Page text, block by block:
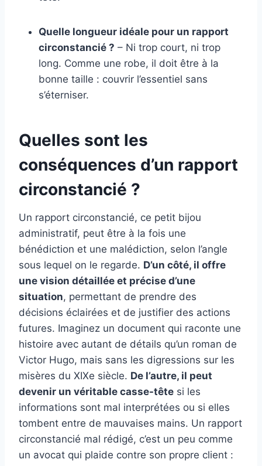
Quelle longueur idéale pour un rapport
circonstancié ? – Ni trop court, ni trop
long. Comme une robe, il doit être à la
bonne taille : couvrir l’essentiel sans
s’éterniser.
Quelles sont les
conséquences d’un rapport
circonstancié ?
Un rapport circonstancié, ce petit bijou
administratif, peut être à la fois une
bénédiction et une malédiction, selon l’angle
sous lequel on le regarde. D’un côté, il offre
une vision détaillée et précise d’une
situation, permettant de prendre des
décisions éclairées et de justifier des actions
futures. Imaginez un document qui raconte une
histoire avec autant de détails qu’un roman de
Victor Hugo, mais sans les digressions sur les
misères du XIXe siècle. De l’autre, il peut
devenir un véritable casse-tête si les
informations sont mal interprétées ou si elles
tombent entre de mauvaises mains. Un rapport
circonstancié mal rédigé, c’est un peu comme
un avocat qui plaide contre son propre client :